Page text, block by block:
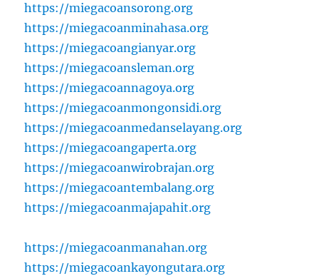
https://miegacoansorong.org
https://miegacoanminahasa.org
https://miegacoangianyar.org
https://miegacoansleman.org
https://miegacoannagoya.org
https://miegacoanmongonsidi.org
https://miegacoanmedanselayang.org
https://miegacoangaperta.org
https://miegacoanwirobrajan.org
https://miegacoantembalang.org
https://miegacoanmajapahit.org
https://miegacoanmanahan.org
https://miegacoankayongutara.org